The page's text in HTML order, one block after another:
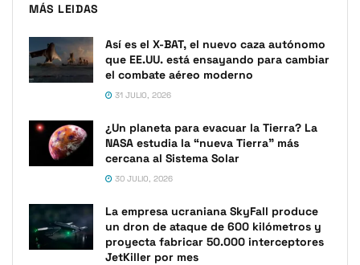
MÁS LEIDAS
Así es el X-BAT, el nuevo caza autónomo
que EE.UU. está ensayando para cambiar
el combate aéreo moderno
31 JULIO, 2026
¿Un planeta para evacuar la Tierra? La
NASA estudia la “nueva Tierra” más
cercana al Sistema Solar
30 JULIO, 2026
La empresa ucraniana SkyFall produce
un dron de ataque de 600 kilómetros y
proyecta fabricar 50.000 interceptores
JetKiller por mes